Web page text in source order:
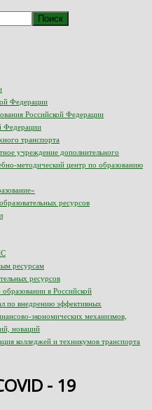
Поиск
Федерации
Российской Федерации
Федерации
транспорта
учреждение дополнительного
методический центр по образованию
ресурсов
ресурсам
ресурсов
в Российской
по внедрению эффективных
экономических механизмов,
новаций
колледжей и техникумов транспорта
- 19